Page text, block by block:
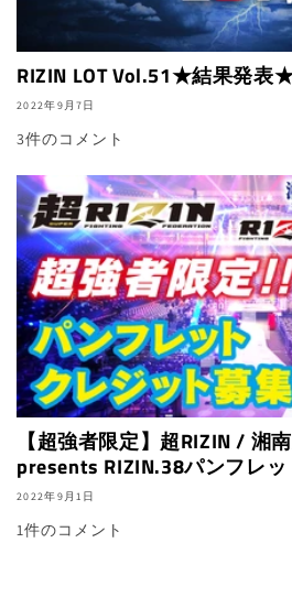
RIZIN LOT Vol.51★結果発表
2022年9月7日
3件のコメント
【超強者限定】超RIZIN / 湘
presents RIZIN.38パンフレッ
2022年9月1日
1件のコメント